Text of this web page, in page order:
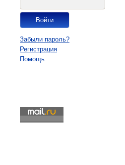
Забыли пароль?
Регистрация
Помощь